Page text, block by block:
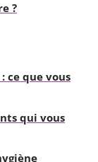
?
ce que vous
qui vous